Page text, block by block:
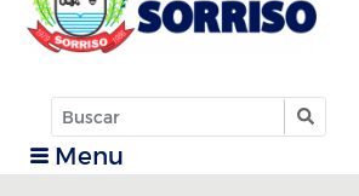
Menu